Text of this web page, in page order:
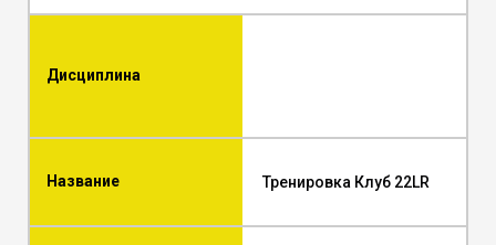
Дисциплина
Название Тренировка Клуб 22LR